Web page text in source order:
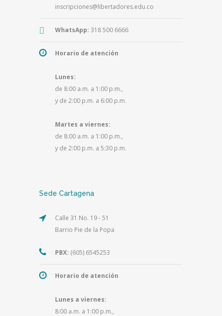
inscripciones@libertadores.edu.co
WhatsApp: 318 500 6666
Horario de atención
Lunes:
de 8:00 a.m. a 1:00 p.m.,
y de 2:00 p.m. a 6:00 p.m.
Martes a viernes:
de 8:00 a.m. a 1:00 p.m.,
y de 2:00 p.m. a 5:30 p.m.
Sede Cartagena
Calle 31 No. 19 - 51
Barrio Pie de la Popa
PBX: (605) 6545253
Horario de atención
Lunes a viernes:
8:00 a.m. a 1:00 p.m.,